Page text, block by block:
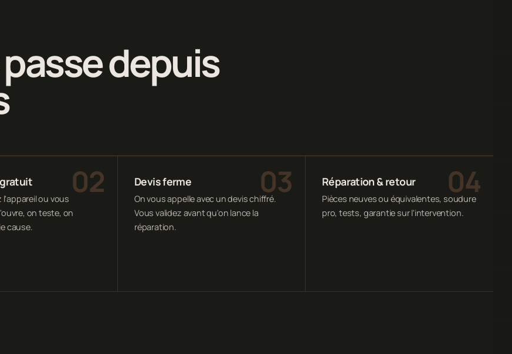
depuis
ou vous
on teste, on
cause.
Devis ferme
On vous appelle avec un devis chiffré.
Vous validez avant qu'on lance la
réparation.
Réparation & retour
Pièces neuves ou équivalentes, soudure
pro, tests, garantie sur l'intervention.